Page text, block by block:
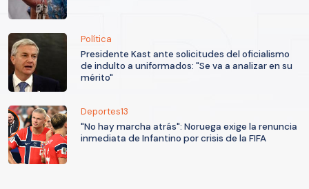
Política
Presidente Kast ante solicitudes del oficialismo
de indulto a uniformados: "Se va a analizar en su
mérito"
Deportes13
"No hay marcha atrás": Noruega exige la renuncia
inmediata de Infantino por crisis de la FIFA